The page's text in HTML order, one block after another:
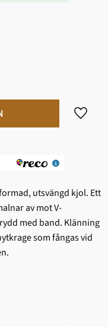
Lägg
utsvängd kjol. Ett
av mot V-
med band. Klänning
som fångas vid